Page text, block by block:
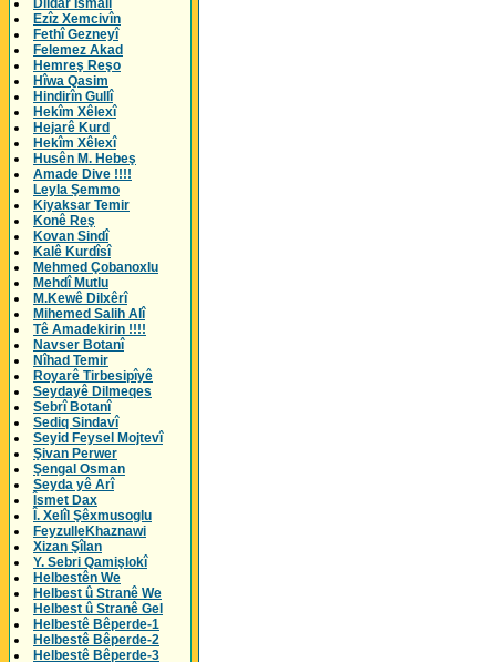
Dildar Îsmail
Ezîz Xemcivîn
Fethî Gezneyî
Felemez Akad
Hemreş Reşo
Hîwa Qasim
Hindirîn Gullî
Hekîm Xêlexî
Hejarê Kurd
Hekîm Xêlexî
Husên M. Hebeş
Amade Dive !!!!
Leyla Şemmo
Kiyaksar Temir
Konê Reş
Kovan Sindî
Kalê Kurdîsî
Mehmed Çobanoxlu
Mehdî Mutlu
M.Kewê Dilxêrî
Mihemed Salih Alî
Tê Amadekirin !!!!
Navser Botanî
Nîhad Temir
Royarê Tirbesipîyê
Seydayê Dilmeqes
Sebrî Botanî
Sediq Sindavî
Seyid Feysel Mojtevî
Şivan Perwer
Şengal Osman
Seyda yê Arî
Îsmet Dax
Î. Xelîl Şêxmusoglu
FeyzulleKhaznawi
Xizan Şîlan
Y. Sebri Qamişlokî
Helbestên We
Helbest û Stranê We
Helbest û Stranê Gel
Helbestê Bêperde-1
Helbestê Bêperde-2
Helbestê Bêperde-3